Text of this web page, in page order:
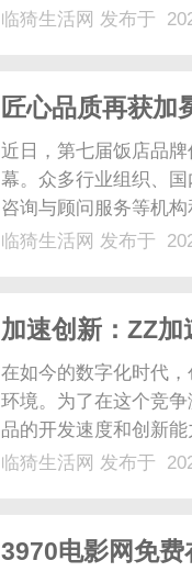
临猗生活网 发布于
匠心品质再获加
品牌”奖
近日，第七届饭店品
幕。众多行业组织、
咨询与顾问服务等机
——至臻香氛品牌方受
临猗生活网 发布于
加速创新：ZZ
在如今的数字化时代
环境。为了在这个竞
品的开发速度和创新
织，为创业者们提供
临猗生活网 发布于
3970电影网免